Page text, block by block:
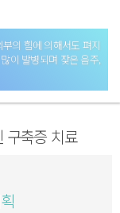
ARAB
부의 힘에 의해서도 펴지
이 발병되며 잦은 음주,
구축증 치료​